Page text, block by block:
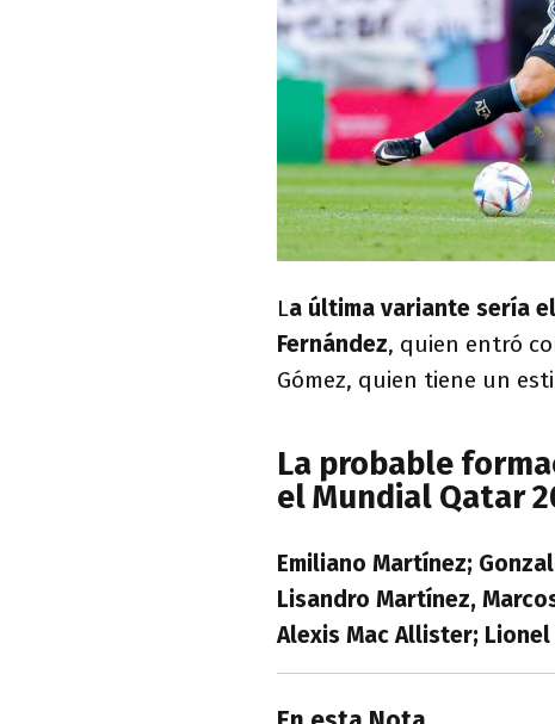
La última variante sería
Fernández, quien entró
Gómez, quien tiene un
La probable
el Mundial Qatar
Emiliano Martínez;
Lisandro Martínez,
Alexis Mac Allister;